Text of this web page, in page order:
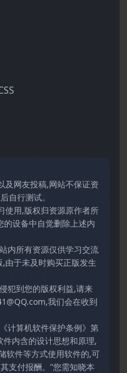
及网友投稿,网站不保证资
自行测试。
使用,版权归资源原作者所
设备中自觉删除上述内
内所有资源仅供学习交流
由于未及时购买正版发生
犯到您的版权利益,请来
我们会在收到
计算机软件保护条例》第
件内含的设计思想和原理,
软件等方式使用软件的,可
支付报酬。”您需知晓本